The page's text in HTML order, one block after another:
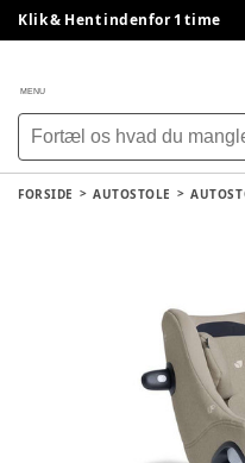
Klik & Hent indenfor 1 time
MENU
FORSIDE AUTOSTOLE